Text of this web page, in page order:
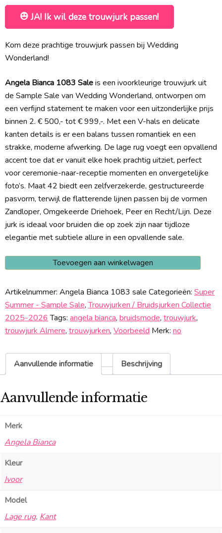
JA! Ik wil deze trouwjurk passen!
Kom deze prachtige trouwjurk passen bij Wedding
Wonderland!
Angela Bianca 1083 Saleis een ivoorkleurige trouwjurk uit
de Sample Sale van Wedding Wonderland, ontworpen om
een verfijnd statement te maken voor een uitzonderlijke prijs
binnen 2. € 500,- tot € 999,-. Met een V-hals en delicate
kanten details is er een balans tussen romantiek en een
strakke, moderne afwerking. De lage rug voegt een opvallend
accent toe dat er vanuit elke hoek prachtig uitziet, perfect
voor ceremonie-naar-receptie momenten en onvergetelijke
foto’s. Maat 42 biedt een zelfverzekerde, gestructureerde
pasvorm, terwijl de flatterende lijnen passen bij de vormen
Zandloper, Omgekeerde Driehoek, Peer en Recht/Lijn. Deze
jurk is ideaal voor bruiden die op zoek zijn naar tijdloze
elegantie met subtiele allure in een opvallende sale.
1083
Sale
aantal
Toevoegen aan winkelwagen
Artikelnummer: Angela Bianca 1083 sale Categorieën: Super
Summer - Sample Sale,Trouwjurken / Bruidsjurken Collectie
2025-2026 Tags: angela bianca, bruidsmode, trouwjurk,
trouwjurk Almere, trouwjurken, Voorbeeld Merk: no
Aanvullende informatie Beschrijving
Aanvullende informatie
Merk
Angela Bianca
Kleur
Ivoor
Model
Lage rug, Kant